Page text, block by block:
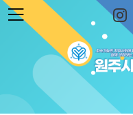
본문 바로가기
원주